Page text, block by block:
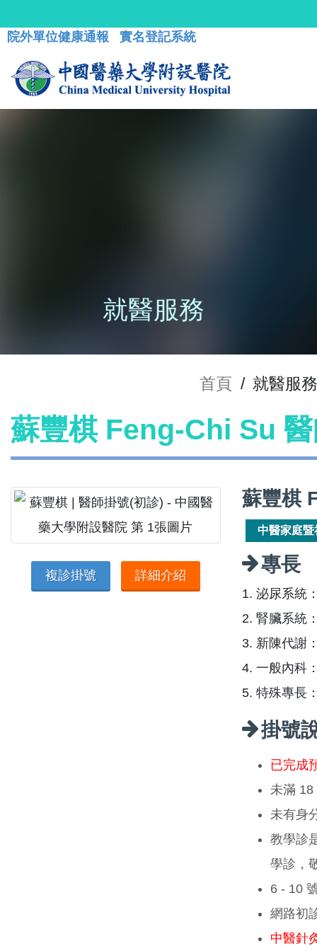
院外單位健康通報 實名登記系統
就醫服務
首頁 / 就醫服
蘇豐棋 Feng-Chi Su
複診掛號 詳細介紹
蘇豐棋
中醫家庭
專長
1. 泌尿系統
2. 腎臟系統
3. 新陳代謝
4. 一般內科
5. 特殊專長
掛號
已完成
未滿 18
未有身
教學診
學診，
6 - 10
網路初
中醫針